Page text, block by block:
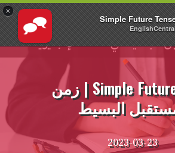
×
Simple Futureالدخول
Simple Future Tense | زمن
البسيط
2023-03-23